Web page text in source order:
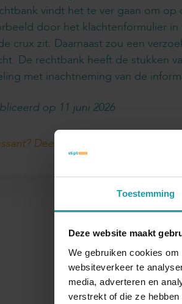
Toestemming
Deze website maakt
We gebruiken cookies
websiteverkeer te
media, adverteren en
verstrekt of die ze
vindt het te ver gaan om
door het klachtenformulier
crux zit. Daarnaast zou een
De rechtbank heeft de stukken
met inachtneming van de
op 11 juni 2026
Deel dit artikel